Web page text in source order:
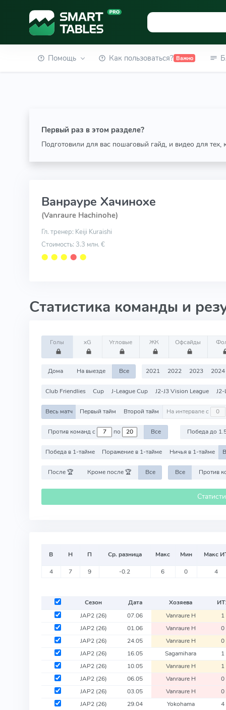
Помощь Как пользоваться? Важно
Первый раз в этом разделе?
Подготовили для вас пошаговый гайд, и видео для тех,
Ванрауре Хачинохе
(Vanraure Hachinohe)
Гл. тренер: Keiji Kuraishi
Стоимость: 3.3 млн. €
⬤ ⬤ ⬤ ⬤ ⬤
Статистика команды и
Голы xG Угловые ЖК Офсайды
Дома На выезде Все 2021 2022 2023 2024
Club Friendlies Cup J-League Cup J2-J3 Vision League J2-
Весь матч Первый тайм Второй тайм На интервале с
Против команд с по Все Победа до
Победа в 1-тайме Поражение в 1-тайме Ничья в 1-тайме
После 🏆 Кроме после 🏆 Все Все
В Н П Ср. разница Макс Мин Макс
4 7 9 -0.2 6 0 4
Сезон Дата Хозяева ИТ
JAP2 (26) 07.06 Vanraure H
1
JAP2 (26) 01.06 Vanraure H
0
JAP2 (26) 24.05 Vanraure H
0
JAP2 (26) 16.05 Sagamihara
1
JAP2 (26) 10.05 Vanraure H
1
JAP2 (26) 06.05 Vanraure H
0
JAP2 (26) 03.05 Vanraure H
0
JAP2 (26) 29.04 Yokohama
4